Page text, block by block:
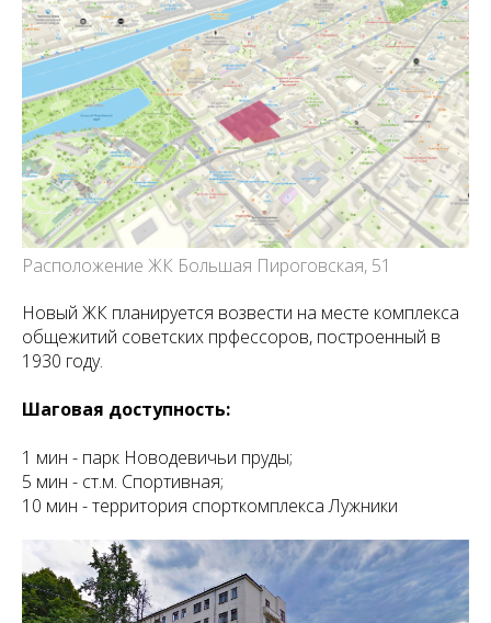
Расположение ЖК Большая Пироговская, 51
Новый ЖК планируется возвести на месте комплекса
общежитий советских прфессоров, построенный в
1930 году.
Шаговая доступность:
1 мин - парк Новодевичьи пруды;
5 мин - ст.м. Спортивная;
10 мин - территория спорткомплекса Лужники